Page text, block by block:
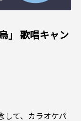
」 歌唱キャン
して、カラオケパ